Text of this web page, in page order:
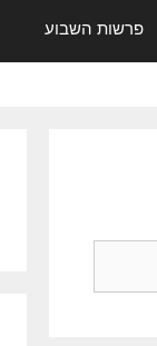
פרשות השבוע